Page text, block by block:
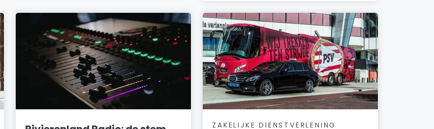
ZAKELIJKE DIENSTVERLENING